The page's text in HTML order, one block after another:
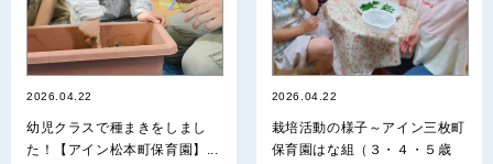
2026.04.22
幼児クラスで種まきをしまし
た！【アイン松本町保育園】...
2026.04.22
栽培活動の様子～アイン三枚町
保育園はな組（３・４・５歳